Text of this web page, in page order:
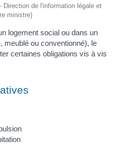
Direction de l'information légale et
ministre)
logement social ou dans un
meublé ou conventionné), le
certaines obligations vis à vis